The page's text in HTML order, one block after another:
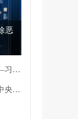
恶
以坚定的理想信念筑牢精神根基——习近平党建思想理论品格系列述评之一
坚定不移与黑恶势力斗争到底——中央政法委负责同志就开展深化扫黑除恶专项斗争有关问题答记者问